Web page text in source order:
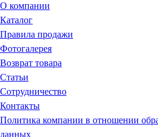
О компании
Каталог
Правила продажи
Фотогалерея
Возврат товара
Статьи
Сотрудничество
Контакты
Политика компании в отношении
данных